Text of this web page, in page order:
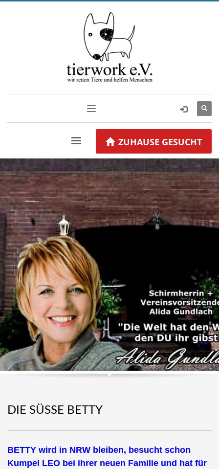
ZUHAUSE GESUCHT
DIE SÜSSE BETTY
BETTY wird in NRW bleiben, besucht schon
Kumpel LEO bei ihrer neuen Familie und hat für